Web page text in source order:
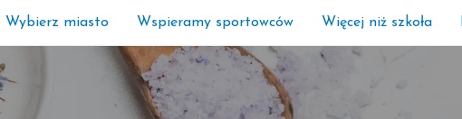
Wybierz miasto Wspieramy sportowców Więcej niż szkoła